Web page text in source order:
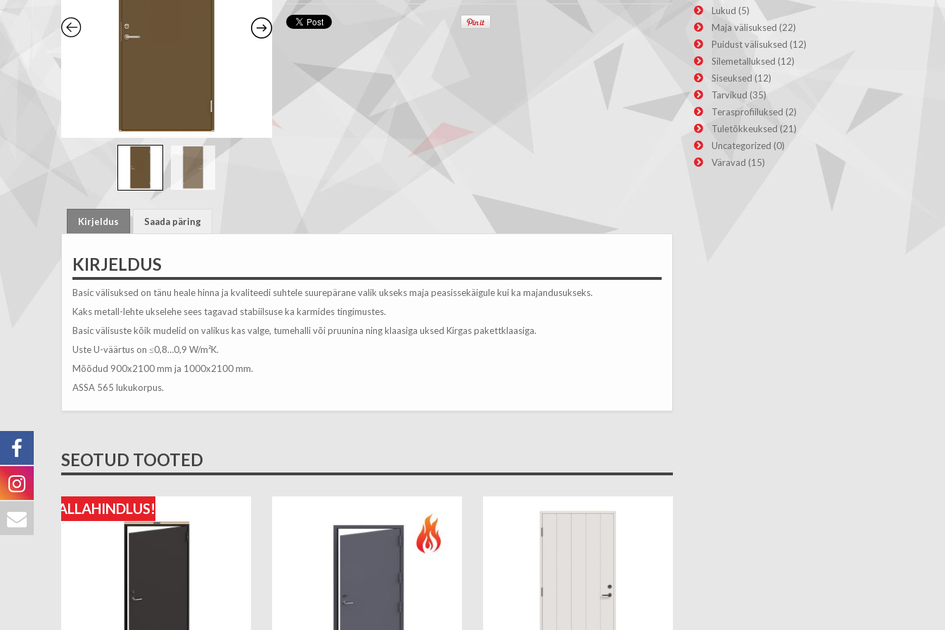
Kirjeldus Saada päring
KIRJELDUS
Basic välisuksed on tänu heale hinna ja kvaliteedi suhtele suurepärane valik ukseks maja peasissekäigule kui ka majandusukseks.
Kaks metall-lehte ukselehe sees tagavad stabiilsuse ka karmides tingimustes.
Basic välisuste kõik mudelid on valikus kas valge, tumehalli või pruunina ning klaasiga uksed Kirgas pakettklaasiga.
Uste U-väärtus on ≤0,8…0,9 W/m²K.
Mõõdud 900x2100 mm ja 1000x2100 mm.
ASSA 565 lukukorpus.
SEOTUD TOOTED
ALLAHINDLUS!
Lukud (5)
Maja välisuksed (22)
Puidust välisuksed (12)
Silemetalluksed (12)
Siseuksed (12)
Tarvikud (35)
Terasprofiiluksed (2)
Tuletõkkeuksed (21)
Uncategorized (0)
Väravad (15)